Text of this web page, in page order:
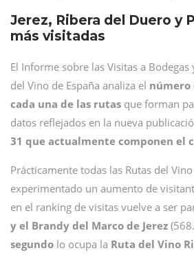
Jerez, Ribera del Duero y
más visitadas
El Informe sobre las Visitas a Bodegas
del Vino de España analiza el número
cada una de las rutas que forman
datos reflejados en la nueva
31 que actualmente componen el
Prácticamente todas las Rutas del
experimentado un aumento de
en el ranking de visitas vuelve a ser
y el Brandy del Marco de Jerez
segundo lo ocupa la Ruta del Vino